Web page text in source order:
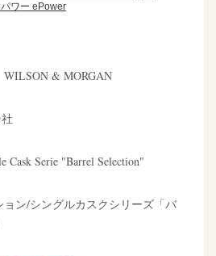
ワー ePower
& MORGAN
Cask Serie "Barrel Selection"
ン/シングルカスクシリーズ「バ